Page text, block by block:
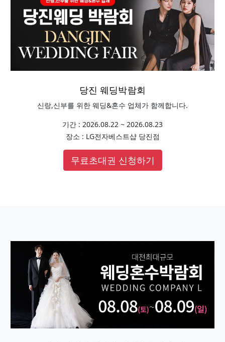
당진 웨딩박람회
신랑,신부를 위한 웨딩&혼수 업체가 함께합니다.
기간 : 2026.08.22 ~ 2026.08.23
장소 : LG전자베스트샵 당진점
무료초대권 신청하기